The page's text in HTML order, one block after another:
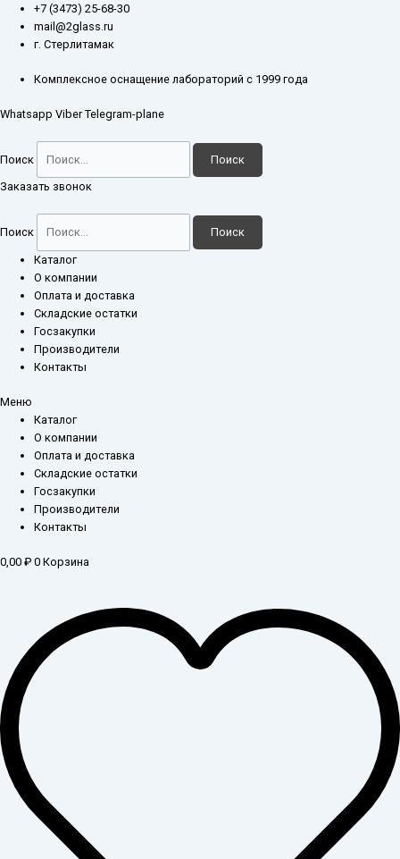
Перейти
содержимому
+7 (3473) 25-68-30
mail@2glass.ru
г. Стерлитамак
Комплексное оснащение лабораторий с 1999 года
Whatsapp Viber Telegram-plane
Поиск Поиск
Заказать звонок
Поиск Поиск
Каталог
О компании
Оплата и доставка
Складские остатки
Госзакупки
Производители
Контакты
Меню
Каталог
О компании
Оплата и доставка
Складские остатки
Госзакупки
Производители
Контакты
0,00 ₽ 0 Корзина
Количество
товара
Барометр-
метеорологический